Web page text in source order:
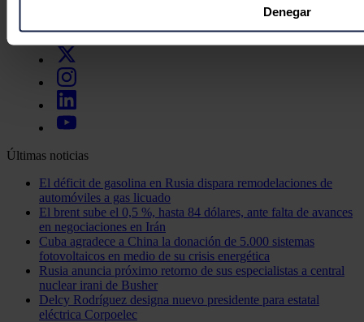
Obtenga más información sobre cómo se procesan sus
preferencias en lasección de datos. Puede cambiar o
momento en la Declaración de cookies.
Las cookies de este sitio web se usan para personalizar el
funciones de redes sociales y analizar el tráfico. Además,
uso que haga del sitio web con nuestros partners de redes
Denegar
Últimas noticias
El déficit de gasolina en Rusia dispara remodelaciones de
automóviles a gas licuado
El brent sube el 0,5 %, hasta 84 dólares, ante falta de avances
en negociaciones en Irán
Cuba agradece a China la donación de 5.000 sistemas
fotovoltaicos en medio de su crisis energética
Rusia anuncia próximo retorno de sus especialistas a central
nuclear irani de Busher
Delcy Rodríguez designa nuevo presidente para estatal
eléctrica Corpoelec